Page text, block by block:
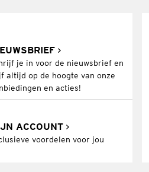
je in voor de nieuwsbrief en
altijd op de hoogte van onze
en acties!
ACCOUNT
voordelen voor jou